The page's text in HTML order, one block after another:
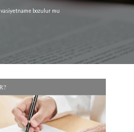
vasiyetname bozulur mu